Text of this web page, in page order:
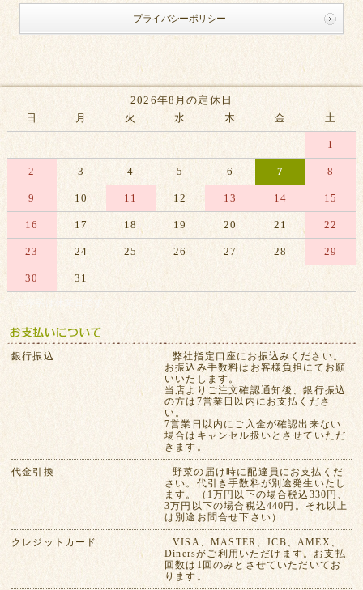
プライバシーポリシー
2026年8月の定休日
日
月 火 水 木 金 土
1
2 3 4 5 6 7 8
9 10 11 12 13 14 15
16 17 18 19 20 21 22
23 24 25 26 27 28 29
30 31
※赤字は休業日です
銀行振込
弊社指定口座にお振込みください。
お振込み手数料はお客様負担にてお願
いいたします。
当店よりご注文確認通知後、銀行振込
の方は7営業日以内にお支払くださ
い。
7営業日以内にご入金が確認出来ない
場合はキャンセル扱いとさせていただ
きます。
代金引換
野菜の届け時に配達員にお支払くだ
さい。代引き手数料が別途発生いたし
ます。（1万円以下の場合税込330円、
3万円以下の場合税込440円。それ以上
は別途お問合せ下さい）
クレジットカード
VISA、MASTER、JCB、AMEX、
Dinersがご利用いただけます。お支払
回数は1回のみとさせていただいてお
ります。